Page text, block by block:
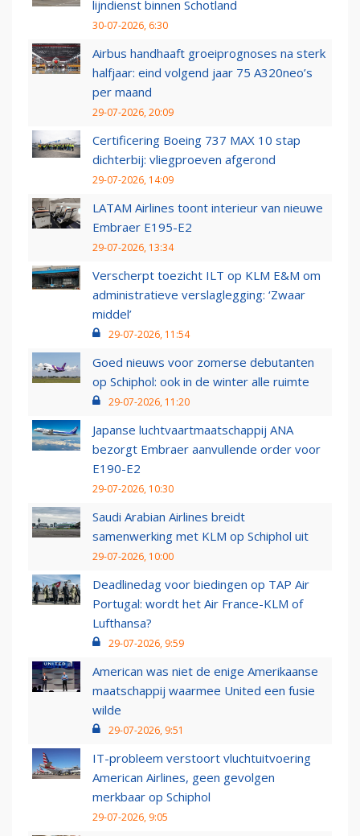
lijndienst binnen Schotland
30-07-2026, 6:30
Airbus handhaaft groeiprognoses na sterk
halfjaar: eind volgend jaar 75 A320neo’s
per maand
29-07-2026, 20:09
Certificering Boeing 737 MAX 10 stap
dichterbij: vliegproeven afgerond
29-07-2026, 14:09
LATAM Airlines toont interieur van nieuwe
Embraer E195-E2
29-07-2026, 13:34
Verscherpt toezicht ILT op KLM E&M om
administratieve verslaglegging: ‘Zwaar
middel’
29-07-2026, 11:54
Goed nieuws voor zomerse debutanten
op Schiphol: ook in de winter alle ruimte
29-07-2026, 11:20
Japanse luchtvaartmaatschappij ANA
bezorgt Embraer aanvullende order voor
E190-E2
29-07-2026, 10:30
Saudi Arabian Airlines breidt
samenwerking met KLM op Schiphol uit
29-07-2026, 10:00
Deadlinedag voor biedingen op TAP Air
Portugal: wordt het Air France-KLM of
Lufthansa?
29-07-2026, 9:59
American was niet de enige Amerikaanse
maatschappij waarmee United een fusie
wilde
29-07-2026, 9:51
IT-probleem verstoort vluchtuitvoering
American Airlines, geen gevolgen
merkbaar op Schiphol
29-07-2026, 9:05